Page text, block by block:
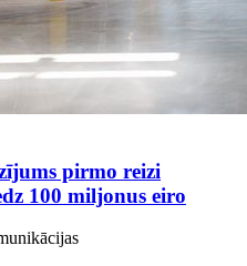
pirmo reizi
100 miljonus eiro